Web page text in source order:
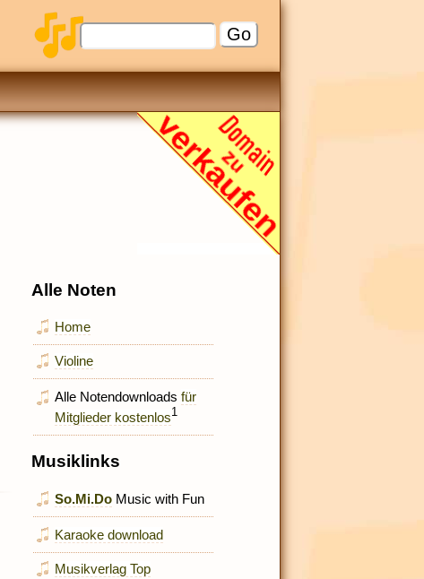
Alle Noten
Home
Violine
Alle Notendownloadsfür
Mitglieder kostenlos1
Musiklinks
So.Mi.Do Music with Fun
Karaoke download
Musikverlag Top